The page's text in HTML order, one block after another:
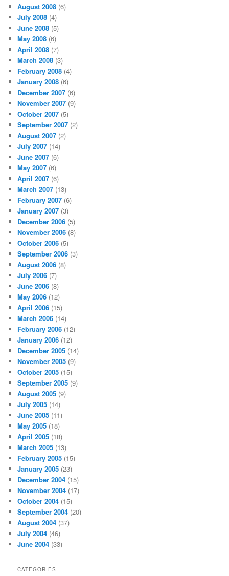
August 2008 (6)
July 2008 (4)
June 2008 (5)
May 2008 (6)
April 2008 (7)
March 2008 (3)
February 2008 (4)
January 2008 (6)
December 2007 (6)
November 2007 (9)
October 2007 (5)
September 2007 (2)
August 2007 (2)
July 2007 (14)
June 2007 (6)
May 2007 (6)
April 2007 (6)
March 2007 (13)
February 2007 (6)
January 2007 (3)
December 2006 (5)
November 2006 (8)
October 2006 (5)
September 2006 (3)
August 2006 (8)
July 2006 (7)
June 2006 (8)
May 2006 (12)
April 2006 (15)
March 2006 (14)
February 2006 (12)
January 2006 (12)
December 2005 (14)
November 2005 (9)
October 2005 (15)
September 2005 (9)
August 2005 (9)
July 2005 (14)
June 2005 (11)
May 2005 (18)
April 2005 (18)
March 2005 (13)
February 2005 (15)
January 2005 (23)
December 2004 (15)
November 2004 (17)
October 2004 (15)
September 2004 (20)
August 2004 (37)
July 2004 (46)
June 2004 (33)
CATEGORIES